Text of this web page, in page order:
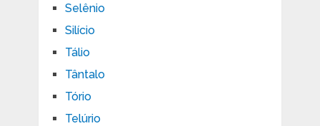
Selênio
Silício
Tálio
Tântalo
Tório
Telúrio